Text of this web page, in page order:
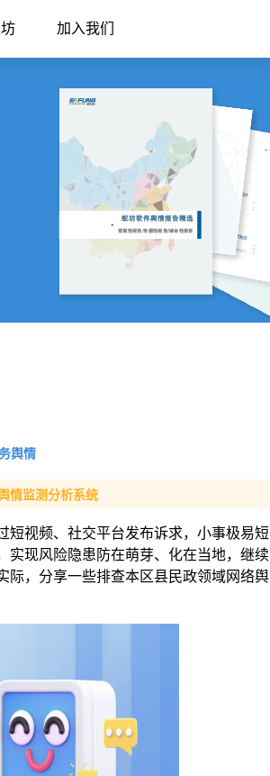
加入我们
舆情
情监测分析系统
短视频、社交平台发布诉求，小事极易短
实现风险隐患防在萌芽、化在当地，继续
际，分享一些排查本区县民政领域网络舆